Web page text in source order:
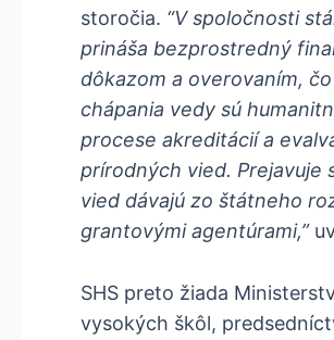
storočia. “V spoločnosti
prináša bezprostredný
dôkazom a overovaním,
chápania vedy sú
procese akreditácií a
prírodných vied. Prejavuje
vied dávajú zo štátneho
grantovými agentúrami,”
SHS preto žiada
vysokých škôl,